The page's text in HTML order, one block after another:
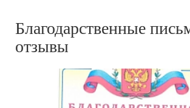
Благодарственные
отзывы